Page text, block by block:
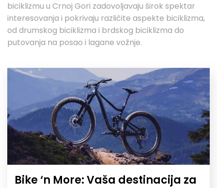
biciklizmu u Crnoj Gori zadovoljavaju širok spektar
interesovanja i pokrivaju različite aspekte biciklizma,
od drumskog biciklizma i brdskog biciklizma do
putovanja na posao i lagane vožnje.
Bike ‘n More: Vaša destinacija za